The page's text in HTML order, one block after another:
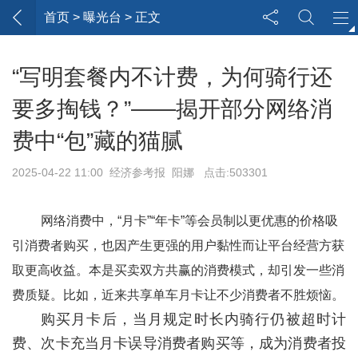
首页 > 曝光台 > 正文
“写明套餐内不计费，为何骑行还
要多掏钱？”——揭开部分网络消
费中“包”藏的猫腻
2025-04-22 11:00 经济参考报 阳娜 点击:503301
网络消费中，“月卡”“年卡”等会员制以更优惠的价格吸
引消费者购买，也因产生更强的用户黏性而让平台经营方获
取更高收益。本是买卖双方共赢的消费模式，却引发一些消
费质疑。比如，近来共享单车月卡让不少消费者不胜烦恼。
购买月卡后，当月规定时长内骑行仍被超时计
费、次卡充当月卡误导消费者购买等，成为消费者投